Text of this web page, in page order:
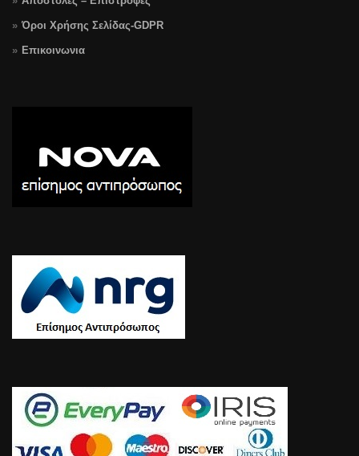
Όροι Χρήσης Σελίδας-GDPR
Επικοινωνια